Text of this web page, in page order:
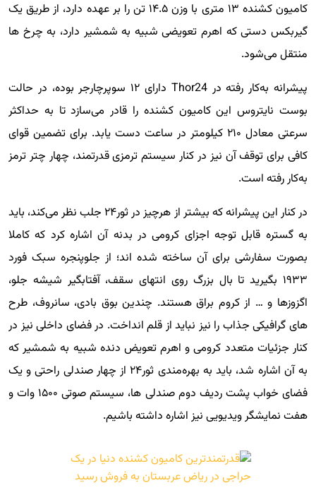
کامیون کشنده ۱۳ متری با وزن ۱۴.۵ تن را بر عهده دارد، از طریق یک
گیربکس دستی که اهرم تعویضی شبیه به شمشیر دارد، به چرخ ها
منتقل می‌شود.
پیشرانه به‌کار رفته در Thor24 دارای ۱۲ سوپرچارجر بوده، در حالت
بوست نایتروس این کامیون کشنده را قادر می‌سازد تا به حداکثر
سرعتی معادل ۲۱۰ کیلومتر در ساعت دست یابد. برای تضمین قوای
کافی برای توقف آن نیز در کنار سیستم ترمزی قدرتمند، چهار چتر ترمز
به‌کار رفته است.
در کنار این پیشرانه که بیشتر از هرچیز در ثور۲۴ جلب نظر می‌کند، باید
به گستره قابل توجه اجزای کرومی در بدنه آن اشاره کرد که کاملا
بصورت سفارشی برای آن ساخته شده اند؛ از جلوپنجره سبک فورد
۱۹۳۳ بگیرید تا بال بزرگ روی انتهای سقف، آفتابگیر شیشه جلو،
اگزوزها و … از کروم براق هستند. چندین بوق بادی، سانروف، طرح
های گرافیکی جذاب را نیز نباید از قلم انداخت. در فضای داخلی نیز در
کنار جزئیات متعدد کرومی و اهرم تعویض دنده شبیه به شمشیر که
به آن اشاره شد، باید به بهره‌مندی ثور۲۴ از چهار صندلی راحتی و یک
فضای خواب پشت ردیف دوم صندلی ها، سیستم صوتی ۱۵۰۰ وات و
هفت نمایشگر ویدیویی نیز اشاره داشته باشیم.